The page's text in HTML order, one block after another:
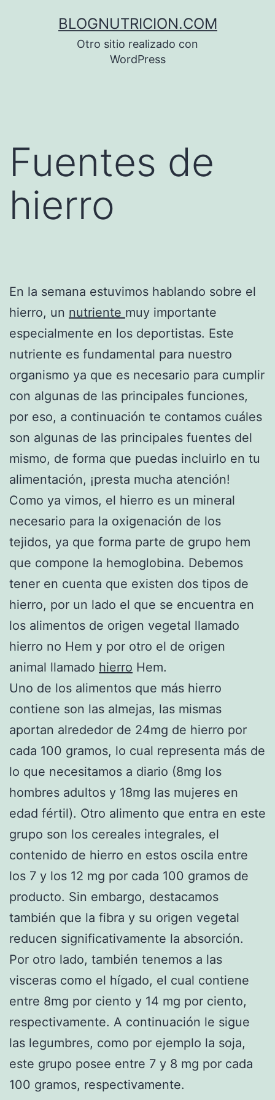
BLOGNUTRICION.COM
Otro sitio realizado con
WordPress
Fuentes de
hierro
En la semana estuvimos hablando sobre el
hierro, un nutriente muy importante
especialmente en los deportistas. Este
nutriente es fundamental para nuestro
organismo ya que es necesario para cumplir
con algunas de las principales funciones,
por eso, a continuación te contamos cuáles
son algunas de las principales fuentes del
mismo, de forma que puedas incluirlo en tu
alimentación, ¡presta mucha atención!
Como ya vimos, el hierro es un mineral
necesario para la oxigenación de los
tejidos, ya que forma parte de grupo hem
que compone la hemoglobina. Debemos
tener en cuenta que existen dos tipos de
hierro, por un lado el que se encuentra en
los alimentos de origen vegetal llamado
hierro no Hem y por otro el de origen
animal llamado hierro Hem.
Uno de los alimentos que más hierro
contiene son las almejas, las mismas
aportan alrededor de 24mg de hierro por
cada 100 gramos, lo cual representa más de
lo que necesitamos a diario (8mg los
hombres adultos y 18mg las mujeres en
edad fértil). Otro alimento que entra en este
grupo son los cereales integrales, el
contenido de hierro en estos oscila entre
los 7 y los 12 mg por cada 100 gramos de
producto. Sin embargo, destacamos
también que la fibra y su origen vegetal
reducen significativamente la absorción.
Por otro lado, también tenemos a las
visceras como el hígado, el cual contiene
entre 8mg por ciento y 14 mg por ciento,
respectivamente. A continuación le sigue
las legumbres, como por ejemplo la soja,
este grupo posee entre 7 y 8 mg por cada
100 gramos, respectivamente.